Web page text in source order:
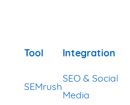
Tool Integration
SEMrush
SEO & Social
Media